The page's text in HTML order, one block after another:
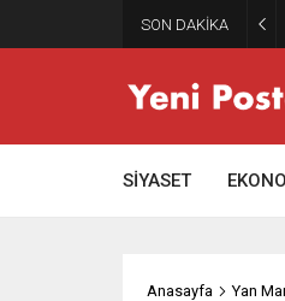
SON DAKİKA
SİYASET
Anasayfa Yan